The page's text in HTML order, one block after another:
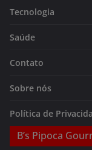
Tecnologia
Saúde
Contato
Sobre nós
Política de
B’s Pipoca